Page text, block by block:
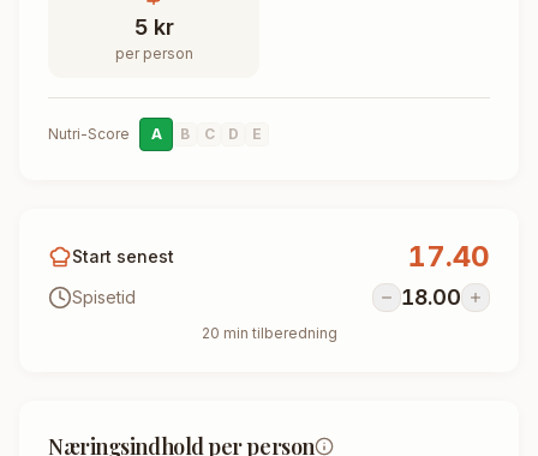
5kr
per person
Nutri-Score A B C D E
Start senest 17.40
Spisetid 18.00
20 min tilberedning
Næringsindhold per person